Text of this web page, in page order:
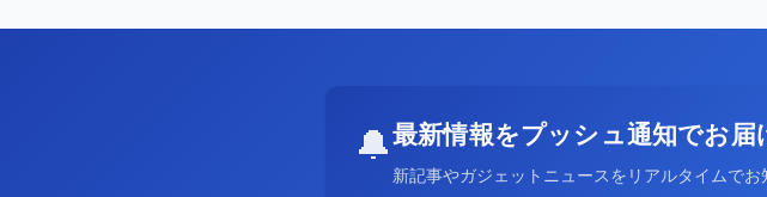
🔔最新情報をプッシュ通知でお届
新記事やガジェットニュースをリアルタイムで